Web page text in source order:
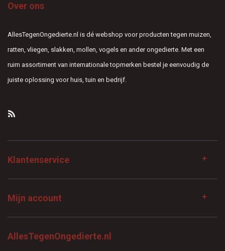
Over ons
AllesTegenOngedierte.nl is dé webshop voor producten tegen muizen,
ratten, vliegen, slakken, mollen, vogels en ander ongedierte. Met een
ruim assortiment van internationale topmerken bestel je eenvoudig de
juiste oplossing voor huis, tuin en bedrijf.
Klantenservice
Mijn account
AllesTegenOngedierte.nl